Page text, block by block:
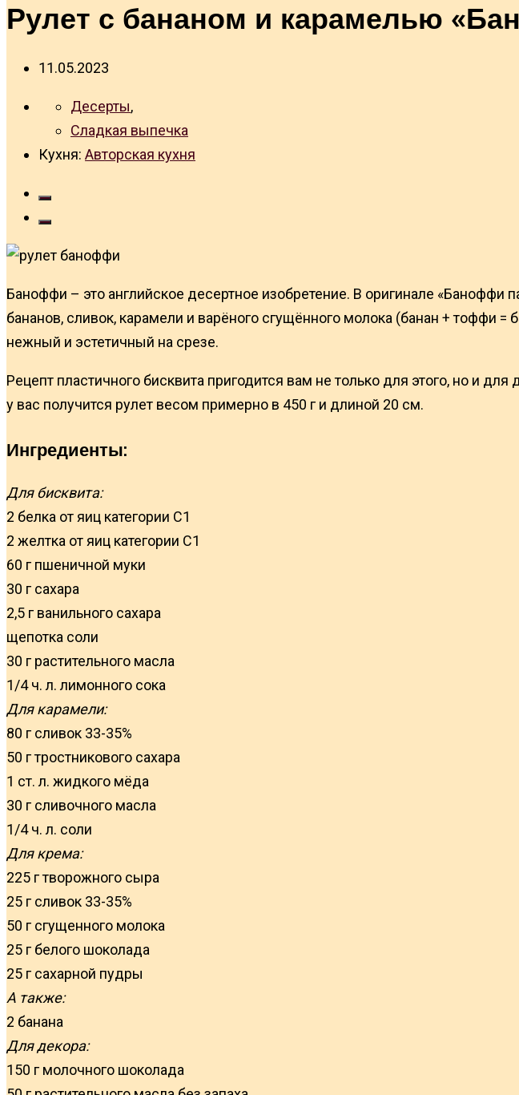
Рулет с бананом и карамелью
11.05.2023
Десерты,
Сладкая выпечка
Кухня: Авторская кухня
Баноффи – это английское десертное изобретение. В оригинале «Баноффи
бананов, сливок, карамели и варёного сгущённого молока (банан + тоффи
нежный и эстетичный на срезе.
Рецепт пластичного бисквита пригодится вам не только для этого, но и
у вас получится рулет весом примерно в 450 г и длиной 20 см.
Ингредиенты:
Для бисквита:
2 белка от яиц категории С1
2 желтка от яиц категории С1
60 г пшеничной муки
30 г сахара
2,5 г ванильного сахара
щепотка соли
30 г растительного масла
1/4 ч. л. лимонного сока
Для карамели:
80 г сливок 33-35%
50 г тростникового сахара
1 ст. л. жидкого мёда
30 г сливочного масла
1/4 ч. л. соли
Для крема:
225 г творожного сыра
25 г сливок 33-35%
50 г сгущенного молока
25 г белого шоколада
25 г сахарной пудры
А также:
2 банана
Для декора:
150 г молочного шоколада